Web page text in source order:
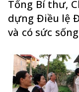
Tổng Bí thư,
dựng Điều lệ
và có sức